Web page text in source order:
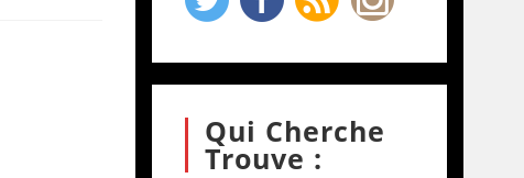
Qui Cherche
Trouve :